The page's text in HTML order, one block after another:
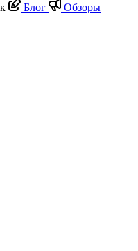
Блог
Обзоры